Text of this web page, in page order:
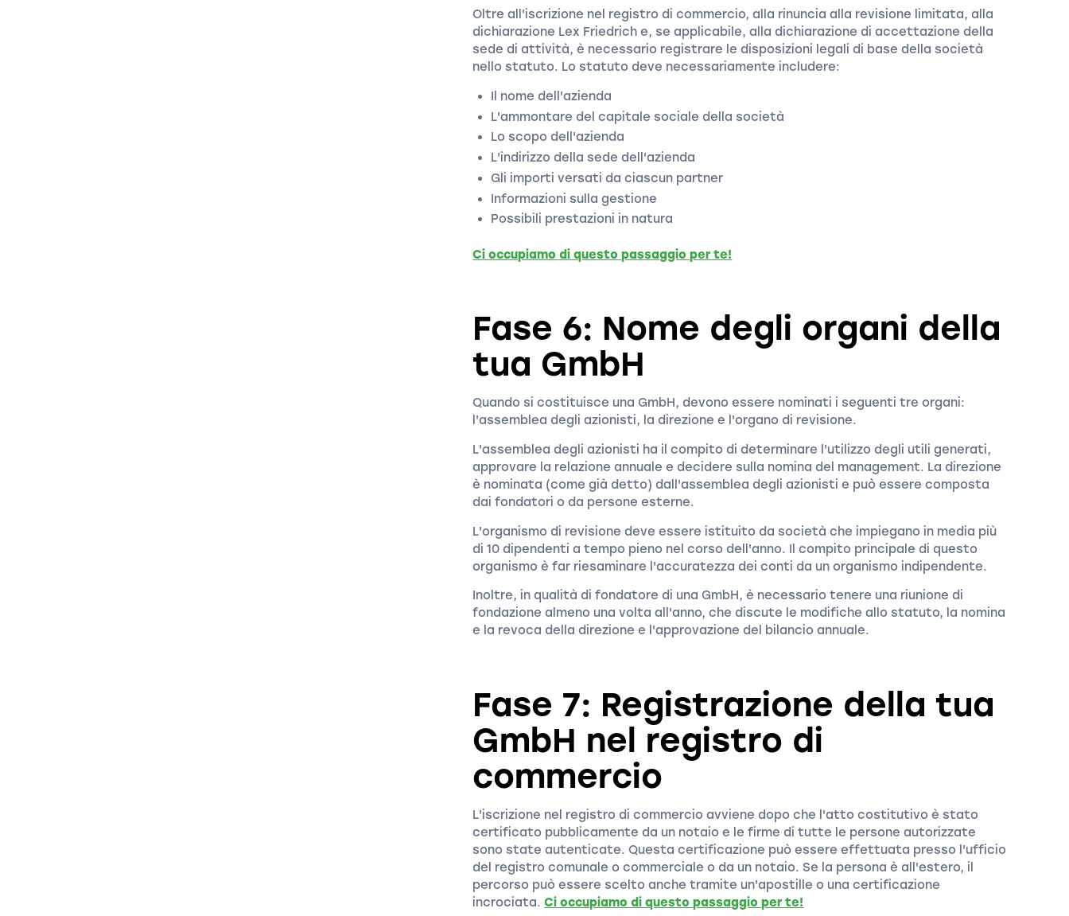
Oltre all'iscrizione nel registro di commercio, alla rinuncia alla revisione limitata, alla
dichiarazione Lex Friedrich e, se applicabile, alla dichiarazione di accettazione della
sede di attività, è necessario registrare le disposizioni legali di base della società
nello statuto. Lo statuto deve necessariamente includere:
Il nome dell'azienda
L'ammontare del capitale sociale della società
Lo scopo dell'azienda
L'indirizzo della sede dell'azienda
Gli importi versati da ciascun partner
Informazioni sulla gestione
Possibili prestazioni in natura
Ci occupiamo di questo passaggio per te!
Fase 6: Nome degli organi della
tua GmbH
Quando si costituisce una GmbH, devono essere nominati i seguenti tre organi:
l'assemblea degli azionisti, la direzione e l'organo di revisione.
L'assemblea degli azionisti ha il compito di determinare l'utilizzo degli utili generati,
approvare la relazione annuale e decidere sulla nomina del management. La direzione
è nominata (come già detto) dall'assemblea degli azionisti e può essere composta
dai fondatori o da persone esterne.
L'organismo di revisione deve essere istituito da società che impiegano in media più
di 10 dipendenti a tempo pieno nel corso dell'anno. Il compito principale di questo
organismo è far riesaminare l'accuratezza dei conti da un organismo indipendente.
Inoltre, in qualità di fondatore di una GmbH, è necessario tenere una riunione di
fondazione almeno una volta all'anno, che discute le modifiche allo statuto, la nomina
e la revoca della direzione e l'approvazione del bilancio annuale.
Fase 7: Registrazione della tua
GmbH nel registro di
commercio
L'iscrizione nel registro di commercio avviene dopo che l'atto costitutivo è stato
certificato pubblicamente da un notaio e le firme di tutte le persone autorizzate
sono state autenticate. Questa certificazione può essere effettuata presso l'ufficio
del registro comunale o commerciale o da un notaio. Se la persona è all'estero, il
percorso può essere scelto anche tramite un'apostille o una certificazione
incrociata.Ci occupiamo di questo passaggio per te!